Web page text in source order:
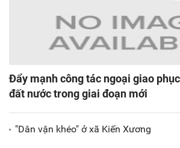
Đẩy mạnh công tác ngoại giao
đất nước trong giai đoạn mới
"Dân vận khéo" ở xã Kiến Xương